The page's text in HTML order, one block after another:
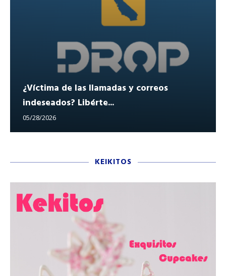
¿Víctima de las llamadas y correos
indeseados? Libérte...
05/28/2026
KEIKITOS